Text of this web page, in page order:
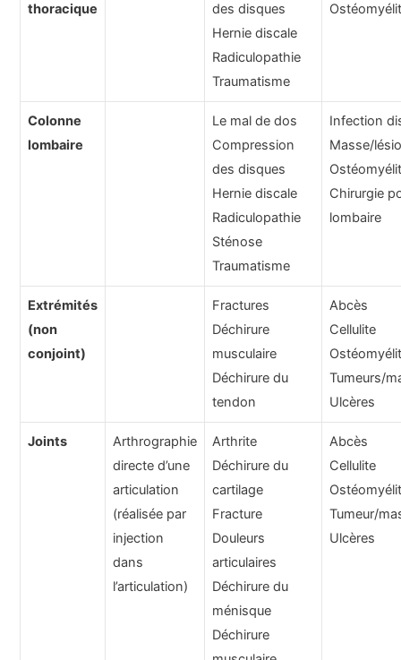
thoracique
des disques
Hernie discale
Radiculopathie
Traumatisme
Colonne
lombaire
Le mal de dos
Compression
des disques
Hernie discale
Radiculopathie
Sténose
Traumatisme
Infection
Masse/
Chirurgie
lombaire
Extrémités
(non
conjoint)
Fractures
Déchirure
musculaire
Déchirure du
tendon
Abcès
Cellulite
Tumeurs/
Ulcères
Joints
Arthrographie
directe d’une
articulation
(réalisée par
injection
dans
l’articulation)
Arthrite
Déchirure du
cartilage
Fracture
Douleurs
articulaires
Déchirure du
ménisque
Déchirure
Abcès
Cellulite
Tumeur/
Ulcères